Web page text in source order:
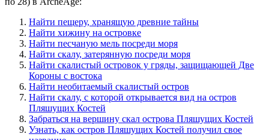
Найти пещеру, хранящую древние тайны
Найти хижину на островке
Найти песчаную мель посреди моря
Найти скалу, затерянную посреди моря
Найти скалистый островок у гряды, защищающей Две
Короны с востока
Найти необитаемый скалистый остров
Найти скалу, с которой открывается вид на остров
Пляшущих Костей
Забраться на вершину скал острова Пляшущих Костей
Узнать, как остров Пляшущих Костей получил свое